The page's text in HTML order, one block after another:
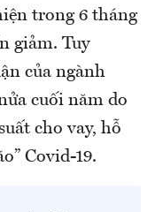
trong 6 tháng
giảm. Tuy
của ngành
cuối năm do
cho vay, hỗ
Covid-19.